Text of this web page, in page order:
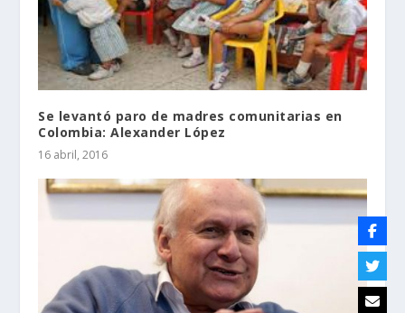
Se levantó paro de madres comunitarias en
Colombia: Alexander López
16 abril, 2016